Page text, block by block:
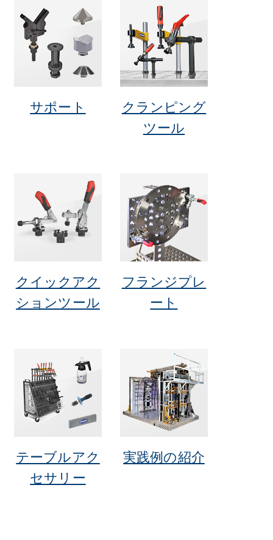
サポート
クランピング
ツール
クイックアク
ションツール
フランジプレ
ート
テーブルアク
セサリー
実践例の紹介